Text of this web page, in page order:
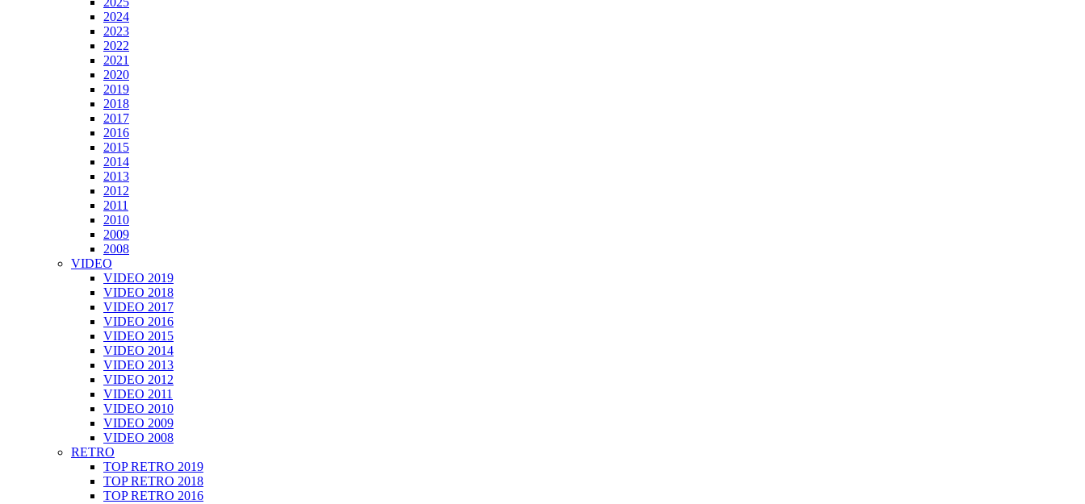
2024
2023
2022
2021
2020
2019
2018
2017
2016
2015
2014
2013
2012
2011
2010
2009
2008
VIDEO
VIDEO 2019
VIDEO 2018
VIDEO 2017
VIDEO 2016
VIDEO 2015
VIDEO 2014
VIDEO 2013
VIDEO 2012
VIDEO 2011
VIDEO 2010
VIDEO 2009
VIDEO 2008
RETRO
TOP RETRO 2019
TOP RETRO 2018
TOP RETRO 2016